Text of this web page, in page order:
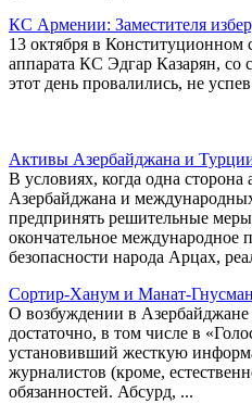
КС Армении: Заместителя
13 октября в Конституционном
аппарата КС Эдгар Казарян,
этот день провалились, не успев
Активы Азербайджана и
В условиях, когда одна
Азербайджана и
предпринять решительные
окончательное международное
безопасности народа Арцах,
Сортир-Ханум и Манат-Гнусман
О возбуждении в Азербайджане
достаточно, в том числе в
установивший жесткую
журналистов (кроме,
обязанностей. Абсурд, ...